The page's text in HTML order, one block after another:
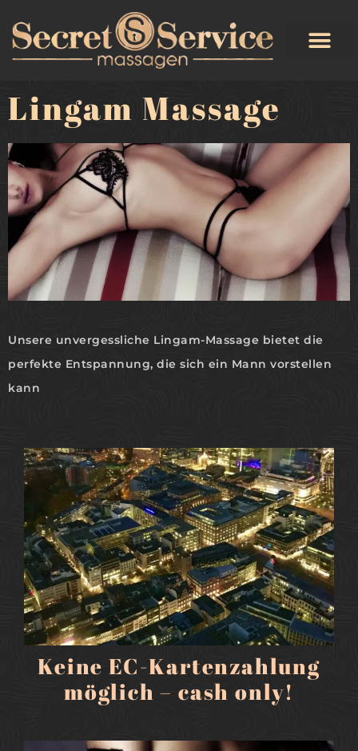
Lingam Massage
Unsere unvergessliche Lingam-Massage bietet die
perfekte Entspannung, die sich ein Mann vorstellen
kann
MEHR
Keine EC-Kartenzahlung
möglich – cash only!